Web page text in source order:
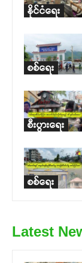
နိုင်ငံရေး
စစ်ရေး
စီးပွားရေး
စစ်ရေး
Latest